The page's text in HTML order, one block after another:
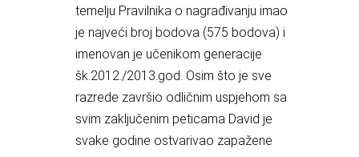
temelju Pravilnika o nagrađivanju imao
je najveći broj bodova (575 bodova) i
imenovan je učenikom generacije
šk.2012./2013.god. Osim što je sve
razrede završio odličnim uspjehom sa
svim zaključenim peticama David je
svake godine ostvarivao zapažene